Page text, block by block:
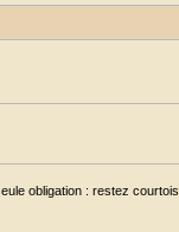
obligation : restez courtois.